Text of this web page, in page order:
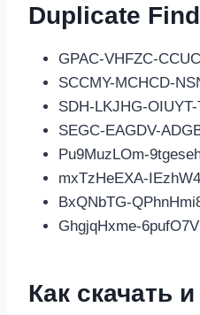
Duplicate
GPAC-VHFZC-
SCCMY-MCHCD-
SDH-LKJHG-
SEGC-EAGDV-
Pu9MuzLOm-
mxTzHeEXA-
BxQNbTG-
GhgjqHxme-
Как скачать